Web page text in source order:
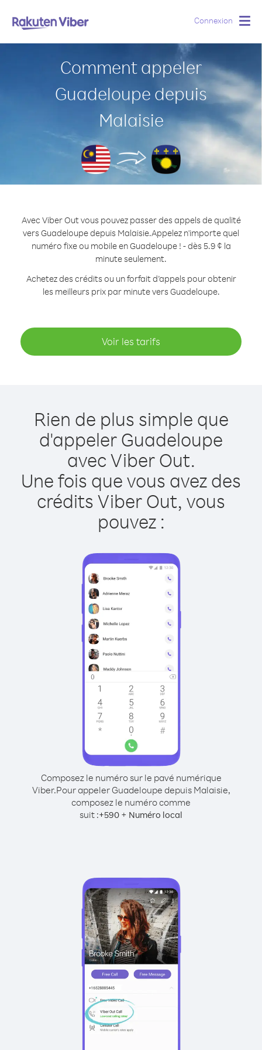
Connexion
Comment appeler
Guadeloupe depuis
Malaisie
Avec Viber Out vous pouvez passer des appels de qualité
vers Guadeloupe depuis Malaisie.Appelez n'importe quel
numéro fixe ou mobile en Guadeloupe ! - dès 5.9 ¢ la
minute seulement.
Achetez des crédits ou un forfait d’appels pour obtenir
les meilleurs prix par minute vers Guadeloupe.
Voir les tarifs
Rien de plus simple que
d'appeler Guadeloupe
avec Viber Out.
Une fois que vous avez des
crédits Viber Out, vous
pouvez :
Composez le numéro sur le pavé numérique
Viber.Pour appeler Guadeloupe depuis Malaisie,
composez le numéro comme
suit :+590 + Numéro local